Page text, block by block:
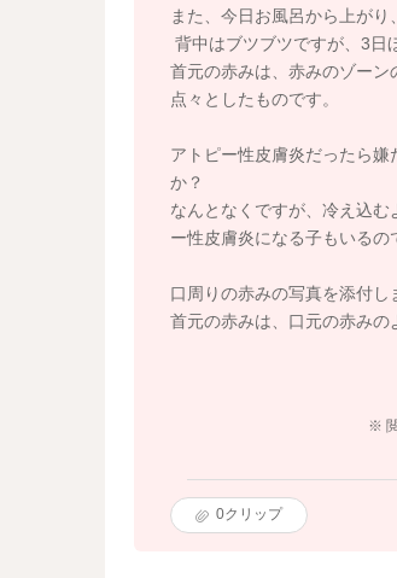
また、今日お風呂から上が
背中はブツブツですが、3日
首元の赤みは、赤みのゾー
点々としたものです。
アトピー性皮膚炎だったら
か？
なんとなくですが、冷え込
ー性皮膚炎になる子もいるの
口周りの赤みの写真を添付し
首元の赤みは、口元の赤みの
※
0クリップ